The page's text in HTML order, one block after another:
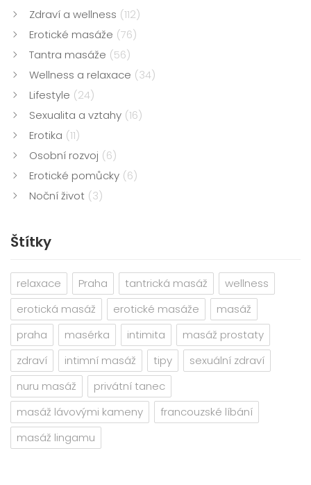
Zdraví a wellness (112)
Erotické masáže (76)
Tantra masáže (56)
Wellness a relaxace (34)
Lifestyle (24)
Sexualita a vztahy (16)
Erotika (11)
Osobní rozvoj (6)
Erotické pomůcky (6)
Noční život (3)
Štítky
relaxace Praha tantrická masáž
wellness
erotická masáž
erotické masáže
masáž
praha
masérka intimita
masáž prostaty
zdraví
intimní masáž tipy
sexuální zdraví
nuru masáž
privátní tanec
masáž lávovými kameny
francouzské líbání
masáž lingamu